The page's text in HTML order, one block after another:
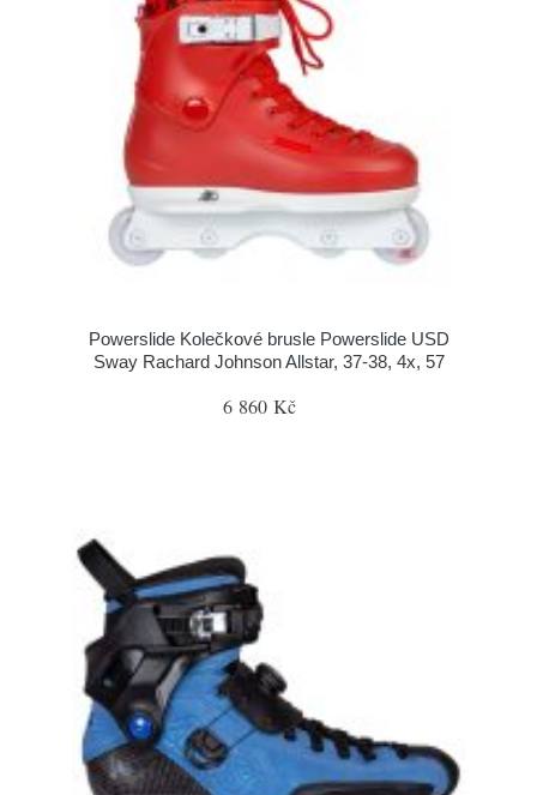
Powerslide Kolečkové brusle Powerslide USD
Sway Rachard Johnson Allstar, 37-38, 4x, 57
6 860 Kč